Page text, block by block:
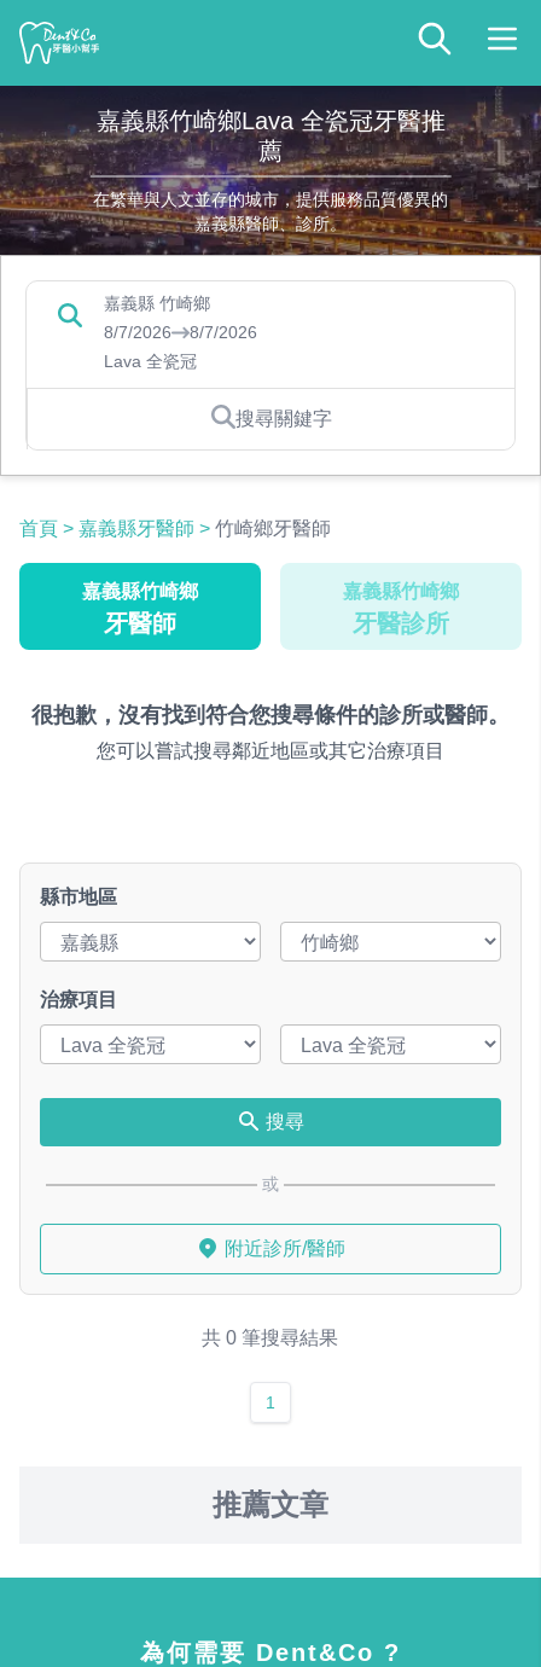
嘉義縣竹崎鄉Lava 全瓷冠牙醫推
薦
在繁華與人文並存的城市，提供服務品質優異的
嘉義縣醫師、診所。
嘉義縣 竹崎鄉
8/7/2026
8/7/2026
Lava 全瓷冠
搜尋關鍵字
首頁 > 嘉義縣牙醫師 > 竹崎鄉牙醫師
嘉義縣竹崎鄉
牙醫師
嘉義縣竹崎鄉
牙醫診所
很抱歉，沒有找到符合您搜尋條件的診所或醫師。
您可以嘗試搜尋鄰近地區或其它治療項目
縣市地區
治療項目
搜尋
或
附近診所/醫師
共 0 筆搜尋結果
1
推薦文章
為何需要 Dent&Co ?